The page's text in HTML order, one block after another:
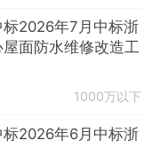
2026年7月中标浙
面防水维修改造工
1000万以下
2026年6月中标浙